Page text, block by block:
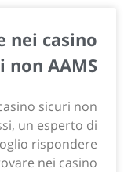
nei casino
non AAMS
sicuri non
un esperto di
rispondere
nei casino...